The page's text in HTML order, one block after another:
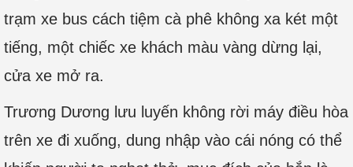
trạm xe bus cách tiệm cà phê không xa két một
tiếng, một chiếc xe khách màu vàng dừng lại,
cửa xe mở ra.
Trương Dương lưu luyến không rời máy điều hòa
trên xe đi xuống, dung nhập vào cái nóng có thể